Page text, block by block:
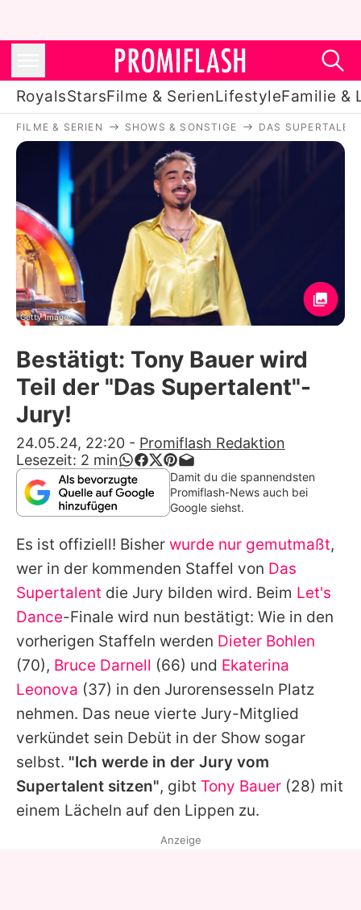
RoyalsStarsFilme & SerienLifestyleFamilie &
Royals
Stars
Filme & Serien
Lifestyle
Familie & Liebe
Promiflash Exklusiv
Alle Themen auf Promiflash
Jobs
App runterladen
Team
Redaktionelle Richtlinien
Impressum
Datenschutzerklärung
Nutzungsbedingungen
Utiq verwalten
FILME & SERIEN SHOWS & SONSTIGE DAS
Getty Images
Bestätigt: Tony Bauer wird
Teil der "Das Supertalent"-
Jury!
24.05.24, 22:20 - Promiflash Redaktion
Lesezeit: 2 min
Damit du die spannendsten
Promiflash-News auch bei
Google siehst.
Es ist offiziell! Bisher wurde nur gemutmaßt,
wer in der kommenden Staffel von Das
Supertalent die Jury bilden wird. Beim Let's
Dance-Finale wird nun bestätigt: Wie in den
vorherigen Staffeln werden Dieter Bohlen
(70), Bruce Darnell (66) und Ekaterina
Leonova (37) in den Jurorensesseln Platz
nehmen. Das neue vierte Jury-Mitglied
verkündet sein Debüt in der Show sogar
selbst. "Ich werde in der Jury vom
Supertalent sitzen", gibt Tony Bauer (28) mit
einem Lächeln auf den Lippen zu.
Anzeige